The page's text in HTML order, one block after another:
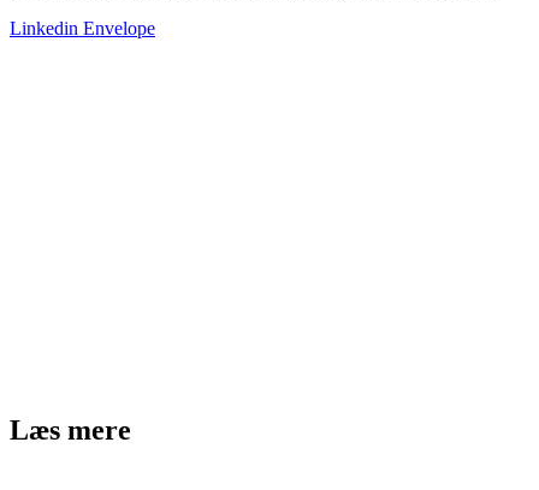
Linkedin Envelope
Læs mere